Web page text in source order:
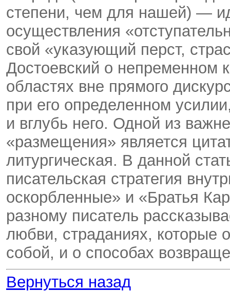
степени, чем для нашей) —
осуществления
свой «указующий перст,
Достоевский о непременном
областях вне прямого
при его определенном
и вглубь него. Одной из
«размещения» является
литургическая. В данной
писательская стратегия
оскорбленные» и «Братья
разному писатель
любви, страданиях, которые
собой, и о способах
Вернуться назад